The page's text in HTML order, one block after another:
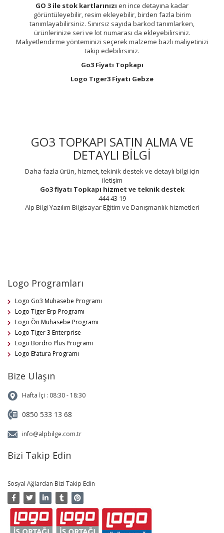
GO 3 ile stok kartlarınızı en ince detayına kadar
görüntüleyebilir, resim ekleyebilir, birden fazla birim
tanımlayabilirsiniz. Sınırsız sayıda barkod tanımlarken,
ürünlerinize seri ve lot numarası da ekleyebilirsiniz.
Maliyetlendirme yönteminizi seçerek malzeme bazlı maliyetinizi
takip edebilirsiniz.
Go3 Fiyatı Topkapı
Logo Tıger3 Fiyatı Gebze
GO3 TOPKAPI SATIN ALMA VE
DETAYLI BİLGİ
Daha fazla ürün, hizmet, tekinik destek ve detaylı bilgi için
iletişim
Go3 fiyatı Topkapı hizmet ve teknik destek
444 43 19
Alp Bilgi Yazılım Bilgisayar Eğitim ve Danışmanlık hizmetleri
Logo Programları
Logo Go3 Muhasebe Programı
Logo Tiger Erp Programı
Logo Ön Muhasebe Programı
Logo Tiger 3 Enterprise
Logo Bordro Plus Programı
Logo Efatura Programı
Bize Ulaşın
Hafta İçi : 08:30 - 18:30
0850 533 13 68
info@alpbilge.com.tr
Bizi Takip Edin
Sosyal Ağlardan Bizi Takip Edin